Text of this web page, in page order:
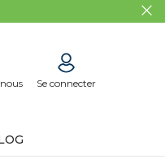
Se connecter